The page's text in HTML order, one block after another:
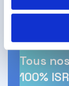
Tous
100%